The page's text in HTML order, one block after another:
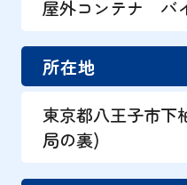
屋外コンテナ バ
所在地
東京都八王子市下
局の裏)